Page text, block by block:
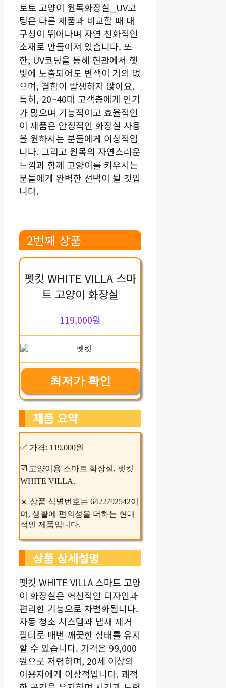
토토 고양이 원목화장실_UV코
팅은 다른 제품과 비교할 때 내
구성이 뛰어나며 자연 친화적인
소재로 만들어져 있습니다. 또
한, UV코팅을 통해 현관에서 햇
빛에 노출되어도 변색이 거의 없
으며, 결함이 발생하지 않아요.
특히, 20~40대 고객층에게 인기
가 많으며 기능적이고 효율적인
이 제품은 안정적인 화장실 사용
을 원하시는 분들에게 이상적입
니다. 그리고 원목의 자연스러운
느낌과 함께 고양이를 키우시는
분들에게 완벽한 선택이 될 것입
니다.
2번째 상품
펫킷 WHITE VILLA 스마
트 고양이 화장실
119,000원
최저가 확인
제품 요약
✅ 가격: 119,000원
☑️ 고양이용 스마트 화장실, 펫킷
WHITE VILLA.
☀️ 상품 식별번호는 6422792542이
며, 생활에 편의성을 더하는 현대
적인 제품입니다.
상품 상세설명
펫킷 WHITE VILLA 스마트 고양
이 화장실은 혁신적인 디자인과
편리한 기능으로 차별화됩니다.
자동 청소 시스템과 냄새 제거
필터로 매번 깨끗한 상태를 유지
할 수 있습니다. 가격은 99,000
원으로 저렴하며, 20세 이상의
이용자에게 이상적입니다. 쾌적